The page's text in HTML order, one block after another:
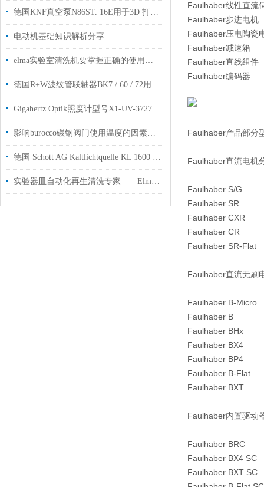
德国KNF真空泵N86ST. 16E用于3D 打印行业支持粘结剂喷射
电动机基础知识解析分享
elma实验室清洗机要掌握正确的使用方法
德国R+W波纹管联轴器BK7 / 60 / 72用于机械工程生产制造
Gigahertz Optik照度计型号X1-UV-3727介绍
影响burocco碳钢阀门使用温度的因素有这些
德国 Schott AG Kaltlichtquelle KL 1600 LED用医学领域使用
实验器皿自动化再生清洗专家——Elma实验室清洗机应用解析
Faulhaber线性直流
Faulhaber步进电机
Faulhaber压电陶瓷
Faulhaber减速箱
Faulhaber直线组件
Faulhaber编码器
Faulhaber产品部分
Faulhaber直流电机
Faulhaber S/G
Faulhaber SR
Faulhaber CXR
Faulhaber CR
Faulhaber SR-Flat
Faulhaber直流无刷
Faulhaber B-Micro
Faulhaber B
Faulhaber BHx
Faulhaber BX4
Faulhaber BP4
Faulhaber B-Flat
Faulhaber BXT
Faulhaber内置驱动
Faulhaber BRC
Faulhaber BX4 SC
Faulhaber BXT SC